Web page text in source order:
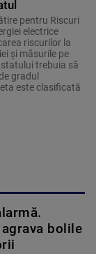
pentru Riscuri
electrice
riscurilor la
și măsurile pe
trebuia să
gradul
este clasificată
bolile